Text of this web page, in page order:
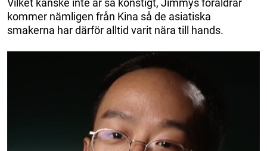
Vilket kanske inte är så konstigt, Jimmys föräldrar
kommer nämligen från Kina så de asiatiska
smakerna har därför alltid varit nära till hands.